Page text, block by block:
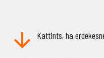
Kattints, ha